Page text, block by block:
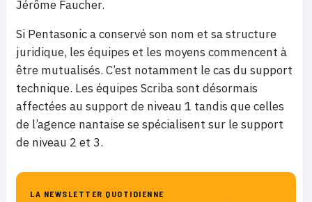
Jérôme Faucher.
Si Pentasonic a conservé son nom et sa structure
juridique, les équipes et les moyens commencent à
être mutualisés. C’est notamment le cas du support
technique. Les équipes Scriba sont désormais
affectées au support de niveau 1 tandis que celles
de l’agence nantaise se spécialisent sur le support
de niveau 2 et 3.
LA NEWSLETTER QUOTIDIENNE